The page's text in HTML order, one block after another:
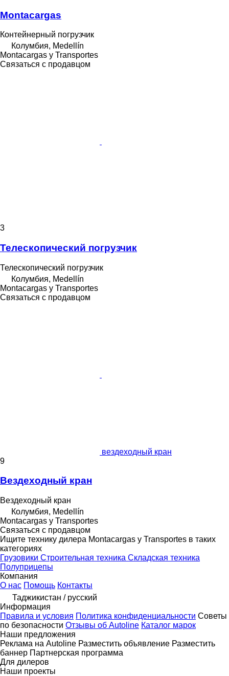
Montacargas
Контейнерный погрузчик
Колумбия, Medellín
Montacargas y Transportes
Связаться с продавцом
3
Телескопический погрузчик
Телескопический погрузчик
Колумбия, Medellín
Montacargas y Transportes
Связаться с продавцом
вездеходный кран
9
Вездеходный кран
Вездеходный кран
Колумбия, Medellín
Montacargas y Transportes
Связаться с продавцом
Ищите технику дилера Montacargas y Transportes в таких
категориях
Грузовики Строительная техника Складская техника
Полуприцепы
Компания
О нас Помощь Контакты
Таджикистан / русский
Информация
Правила и условия Политика конфиденциальности Советы
по безопасности Отзывы об Autoline Каталог марок
Наши предложения
Реклама на Autoline Разместить объявление Разместить
баннер Партнерская программа
Для дилеров
Наши проекты